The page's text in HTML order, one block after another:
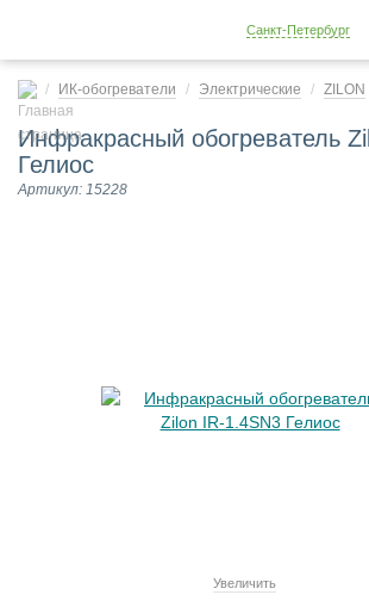
Санкт-Петербург
ИК-обогреватели Электрические ZILON
Инфракрасный обогреватель
Гелиос
Артикул: 15228
Увеличить